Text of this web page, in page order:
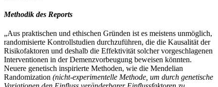
Methodik des Reports
„Aus praktischen und ethischen Gründen ist es meistens unmöglich,
randomisierte Kontrollstudien durchzuführen, die die Kausalität der
Risikofaktoren und deshalb die Effektivität solcher vorgeschlagenen
Interventionen in der Demenzvorbeugung beweisen könnten.
Neuere genetisch inspirierte Methoden, wie die Mendelian
Randomization (nicht-experimentelle Methode, um durch genetische